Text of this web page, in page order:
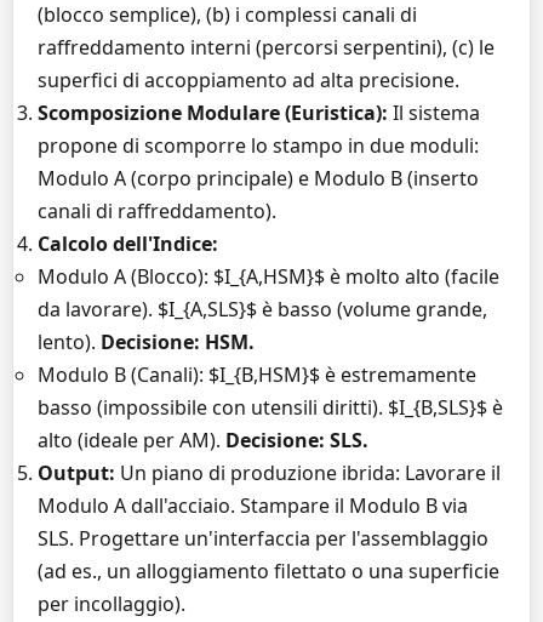
(blocco semplice), (b) i complessi canali di
raffreddamento interni (percorsi serpentini), (c) le
superfici di accoppiamento ad alta precisione.
Scomposizione Modulare (Euristica): Il sistema
propone di scomporre lo stampo in due moduli:
Modulo A (corpo principale) e Modulo B (inserto
canali di raffreddamento).
Calcolo dell'Indice:
Modulo A (Blocco): $I_{A,HSM}$ è molto alto (facile
da lavorare). $I_{A,SLS}$ è basso (volume grande,
lento). Decisione: HSM.
Modulo B (Canali): $I_{B,HSM}$ è estremamente
basso (impossibile con utensili diritti). $I_{B,SLS}$ è
alto (ideale per AM). Decisione: SLS.
Output: Un piano di produzione ibrida: Lavorare il
Modulo A dall'acciaio. Stampare il Modulo B via
SLS. Progettare un'interfaccia per l'assemblaggio
(ad es., un alloggiamento filettato o una superficie
per incollaggio).